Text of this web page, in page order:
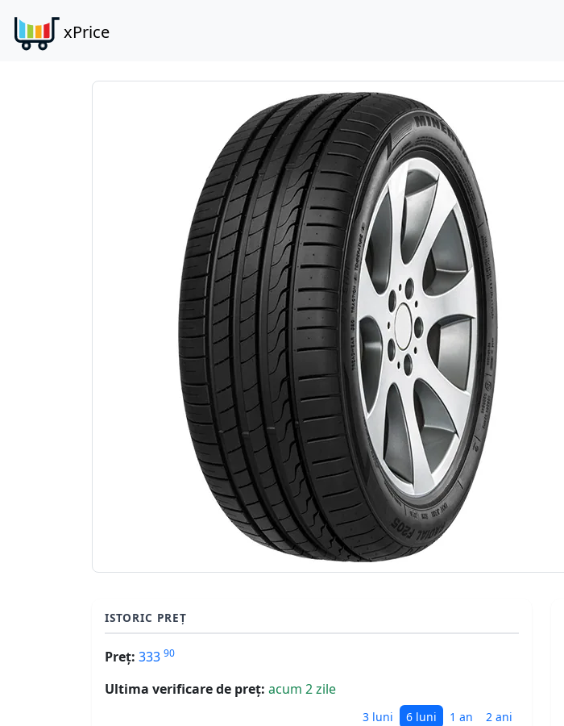
xPrice
ISTORIC PREȚ
Preț: 333 90
Ultima verificare de preț: acum 2 zile
3 luni 6 luni 1 an 2 ani